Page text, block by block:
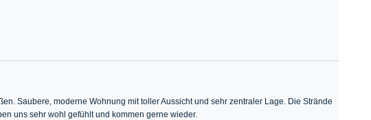
Saubere, moderne Wohnung mit toller Aussicht und sehr zentraler Lage. Die Strände
uns sehr wohl gefühlt und kommen gerne wieder.